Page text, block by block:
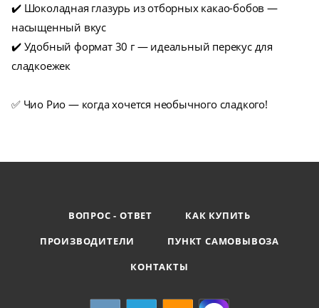
✔️ Шоколадная глазурь из отборных какао-бобов —
насыщенный вкус
✔️ Удобный формат 30 г — идеальный перекус для
сладкоежек
✅ Чио Рио — когда хочется необычного сладкого!
ВОПРОС - ОТВЕТ
КАК КУПИТЬ
ПРОИЗВОДИТЕЛИ
ПУНКТ САМОВЫВОЗА
КОНТАКТЫ